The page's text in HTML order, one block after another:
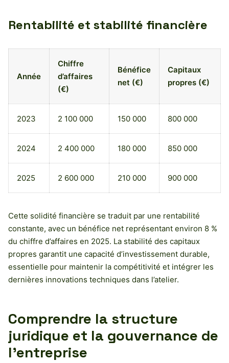
Rentabilité et stabilité financière
Année
Chiffre
d’affaires
(€)
Bénéfice
net (€)
Capitaux
propres (€)
2023 2 100 000 150 000 800 000
2024 2 400 000 180 000 850 000
2025 2 600 000 210 000 900 000
Cette solidité financière se traduit par une rentabilité
constante, avec un bénéfice net représentant environ 8 %
du chiffre d’affaires en 2025. La stabilité des capitaux
propres garantit une capacité d’investissement durable,
essentielle pour maintenir la compétitivité et intégrer les
dernières innovations techniques dans l’atelier.
Comprendre la structure
juridique et la gouvernance de
l’entreprise